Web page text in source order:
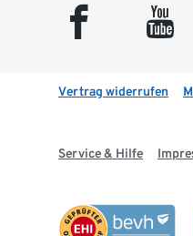
facebook youtube
Vertrag widerrufen
Service & Hilfe